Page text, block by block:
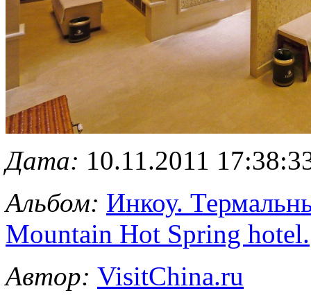
Дата: 10.11.2011
Альбом: Инкоу.
Mountain Hot Spring hotel.
Автор: VisitChina.ru